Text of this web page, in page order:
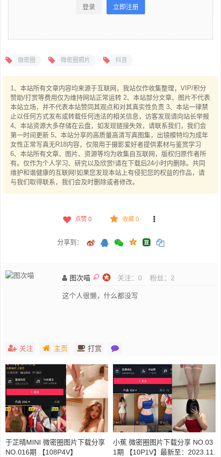
登录 立即注册
微密圈 微密圈照片 抖音
1、本站所有文章内容均来源于互联网，我站仅作收集整理，VIP/积分
赞助/打赏等费用仅为维持网站正常运转 2、本站部分文章、图片不代表
本站立场，并不代表本站赞同其观点和对其真实性负责 3、本站一律禁
止以任何方式发布或转载任何违法的相关信息，访客发现请向站长举报
4、本站资源大多存储在云盘，如发现链接失效，请联系我们，我们会
第一时间更新 5、本站分享的高质量高清写真图集，出镜模特均为成年
女性正常写真无R18内容，仅限用于摄影爱好者提供素材与鉴赏学习
6、本站所有文章、图片、资源等均为收集自互联网，版权归原作者所
有。仅作为个人学习、研究以及欣赏!请在下载后24小时内删除。共同
维护和谐健康的互联网!如果您发现本站上有侵犯您的权益的作品，请
与我们取得联系，我们会及时删除或者修改。
点赞 0 收藏 0
分享到：
图次喵 关注： 0 粉丝： 2
这个人很懒，什么都没写
关注 主页 打赏
于芷晴MINI 微密圈图片下载分享
NO.016期 【108P4V】
小蕉 微密圈图片下载分享 NO.03
1期 【10P1V】最新至：2023.11.